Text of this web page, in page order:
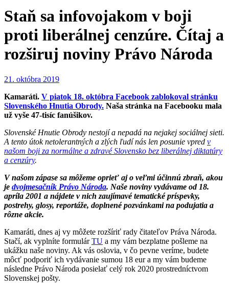
Staň sa infovojakom v boji
proti liberálnej cenzúre. Čítaj a
rozširuj noviny Právo Národa
21. októbra 2019
Kamaráti. V piatok 18. októbra Facebook zablokoval stránku
Slovenského Hnutia Obrody. Naša stránka na Facebooku mala
už vyše 47-tisíc fanúšikov.
Slovenské Hnutie Obrody nestojí a nepadá na nejakej sociálnej sieti.
A tento útok netolerantných a zlých ľudí nás len posunie vpred v
našom boji za normálne a zdravé Slovensko bez liberálnej diktatúry
a cenzúry.
V našom zápase sa môžeme oprieť aj o veľmi účinnú zbraň, akou
je dvojmesačník Právo Národa. Naše noviny vydávame od 18.
apríla 2001 a nájdete v nich zaujímavé tematické príspevky,
postrehy, glosy, reportáže, doplnené pozvánkami na podujatia a
rôzne akcie.
Kamaráti, dnes aj vy môžete rozšíriť rady čitateľov Práva Národa.
Stačí, ak vyplníte formulárTU a my vám bezplatne pošleme na
ukážku naše noviny. Ak vás oslovia, v čo pevne veríme, budete
môcť podporiť ich vydávanie sumou 18 eur a my vám budeme
následne Právo Národa posielať celý rok 2020 prostredníctvom
Slovenskej pošty.